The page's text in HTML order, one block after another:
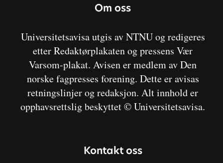
Om oss
Universitetsavisa utgis av NTNU og redigeres
etter Redaktørplakaten og pressens Vær
Varsom-plakat. Avisen er medlem av Den
norske fagpresses forening. Dette er avisas
retningslinjer og redaksjon. Alt innhold er
opphavsrettslig beskyttet © Universitetsavisa.
Kontakt oss